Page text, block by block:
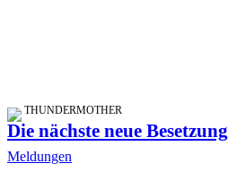
THUNDERMOTHER
Die nächste neue Besetzung
Meldungen